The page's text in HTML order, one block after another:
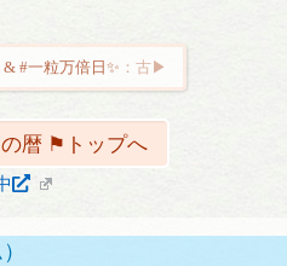
#一粒万倍日✨
暦 ⚑トップへ